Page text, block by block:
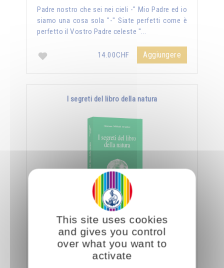
Padre nostro che sei nei cieli -" Mio Padre ed io
siamo una cosa sola "-" Siate perfetti come è
perfetto il Vostro Padre celeste "...
14.00CHF Aggiungere
I segreti del libro della natura
Nella Scienza Iniziatica leggere vuole dire
essere capaci di decifrare l’aspetto sottile e
nascosto delle creature e degli oggetti, nonché
14.00CHF
This site uses cookies
and gives you control
over what you want to
activate